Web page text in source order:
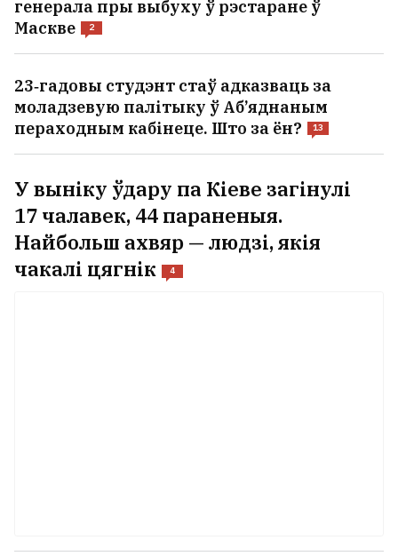
генерала пры выбуху ў рэстаране ў
Маскве
2
23‑гадовы студэнт стаў адказваць за
моладзевую палітыку ў Аб’яднаным
пераходным кабінеце. Што за ён?
13
У выніку ўдару па Кіеве загінулі
17 чалавек, 44 параненыя.
Найбольш ахвяр — людзі, якія
чакалі цягнік
4